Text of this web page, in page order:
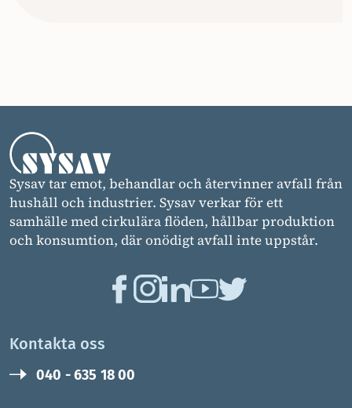
Sysav tar emot, behandlar och återvinner avfall från
hushåll och industrier. Sysav verkar för ett
samhälle med cirkulära flöden, hållbar produktion
och konsumtion, där onödigt avfall inte uppstår.
Kontakta oss
040 - 635 18 00